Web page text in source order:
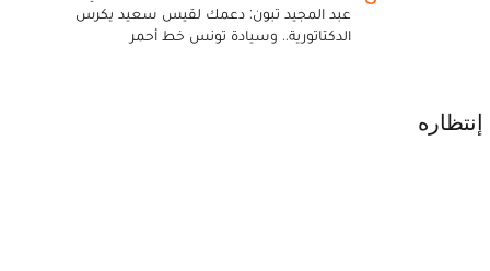
عبد المجيد تبون: دعمك لقيس سعيد يكرس
الدكتاتورية.. وسيادة تونس خط أحمر